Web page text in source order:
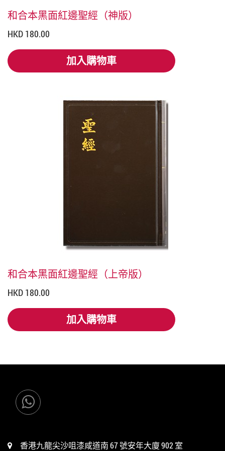
和合本黑面紅邊聖經（神版）
HKD 180.00
加入購物車
加入購物車
和合本黑面紅邊聖經（上帝版）
HKD 180.00
加入購物車
加入購物車
香港九龍尖沙咀漆咸道南 67 號安年大廈 902 室